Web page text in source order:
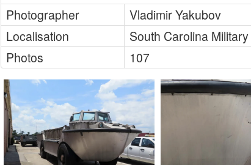
Photographer
Vladimir Yakubov
Localisation
South Carolina
Photos
107